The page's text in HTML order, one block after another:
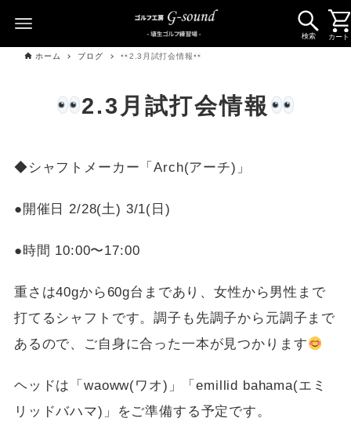
検索 カート
ホーム ブログ 2.3月試打会情報
2.3月試打会情報
◆シャフトメーカー「Arch(アーチ)」
●開催日 2/28(土) 3/1(日)
●時間 10:00〜17:00
重さは40gから60g台まであり、女性から男性まで
打てるシャフトです。調子も先調子から元調子まで
あるので、ご自身に合った一本が見つかります
ヘッドは「waoww(ワオ)」「emillid bahama(エミ
リッドバハマ)」をご準備する予定です。